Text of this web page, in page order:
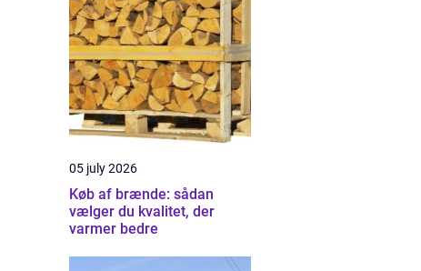
05 july 2026
Køb af brænde: sådan
vælger du kvalitet, der
varmer bedre